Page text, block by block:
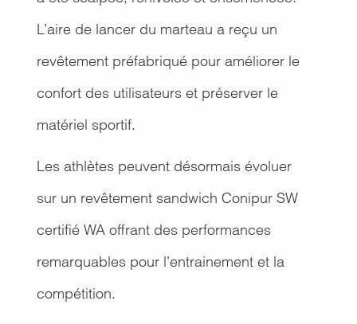
L’aire de lancer du marteau a reçu un
revêtement préfabriqué pour améliorer le
confort des utilisateurs et préserver le
matériel sportif.
Les athlètes peuvent désormais évoluer
sur un revêtement sandwich Conipur SW
certifié WA offrant des performances
remarquables pour l’entrainement et la
compétition.